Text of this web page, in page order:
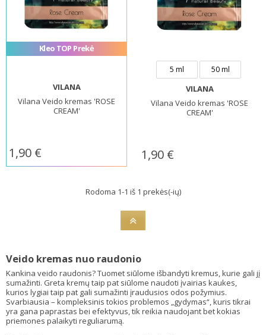
Kleo TOP Prekė
VILANA
Vilana Veido kremas 'ROSE
CREAM'
1,90 €
5 ml 50 ml
VILANA
Vilana Veido kremas 'ROSE
CREAM'
1,90 €
Rodoma 1-1 iš 1 prekės(-ių)
Veido kremas nuo raudonio
Kankina veido raudonis? Tuomet siūlome išbandyti kremus, kurie gali jį
sumažinti. Greta kremų taip pat siūlome naudoti įvairias kaukes,
kurios lygiai taip pat gali sumažinti įraudusios odos požymius.
Svarbiausia – kompleksinis tokios problemos „gydymas“, kuris tikrai
yra gana paprastas bei efektyvus, tik reikia naudojant bet kokias
priemones palaikyti reguliarumą.